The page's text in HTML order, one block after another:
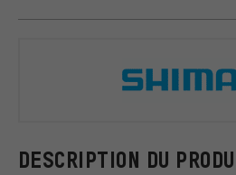
DESCRIPTION DU